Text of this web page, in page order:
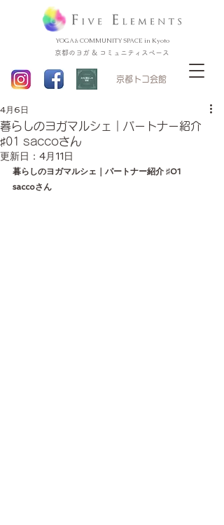
YOGA & COMMUNITY SPACE in Kyoto
​京都トコ会館
京都のヨガ & コミュニティスペース
暮らしのヨガマルシェ｜パートナー紹介
♯01 saccoさん
4月6日
更新日： 4月11日
暮らしのヨガマルシェ｜パートナー紹介 ♯01
saccoさん